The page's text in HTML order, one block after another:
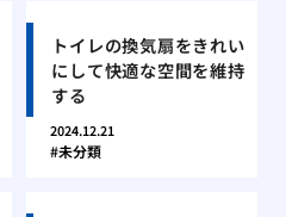
トイレの換気扇をきれい
にして快適な空間を維持
する
2024.12.21
未分類